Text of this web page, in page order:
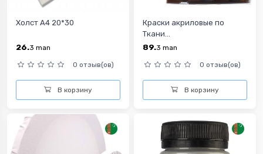
Холст А4 20*30
26.3 man
0 отзыв(ов)
В корзину
Краски акриловые по
Ткани...
89.3 man
0 отзыв(ов)
В корзину